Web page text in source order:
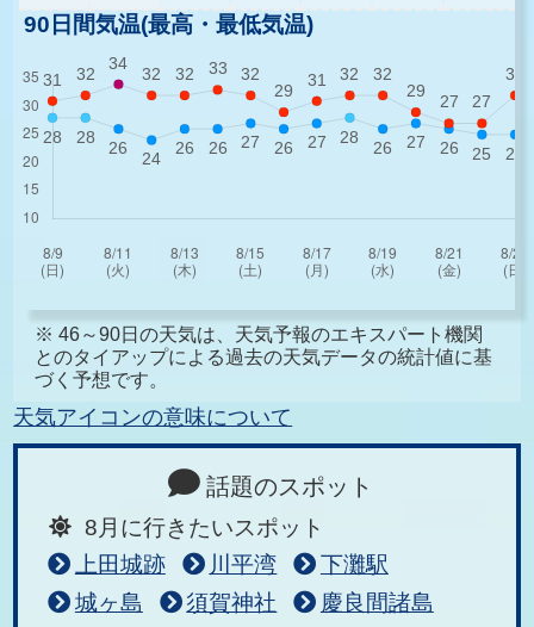
90日間気温(最高・最低気温)
※ 46～90日の天気は、天気予報のエキスパート機関
とのタイアップによる過去の天気データの統計値に基
づく予想です。
天気アイコンの意味について
話題のスポット
8月に行きたいスポット
上田城跡
川平湾
下灘駅
城ヶ島
須賀神社
慶良間諸島